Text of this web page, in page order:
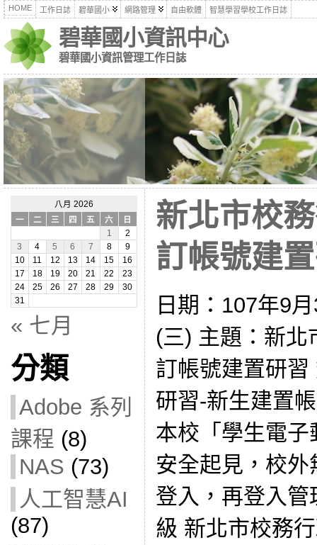
HOME 工作日誌 碧華國小 網路管理 自由軟體 智慧學習學校工作日誌
碧華國小資訊中心
碧華國小資訊管理工作日誌
八月 2026
一
二 三 四 五 六
日
1
2
3
4 5 6 7 8
9
10
11 12 13 14 15
16
17
18 19 20 21 22
23
24
25 26 27 28 29
30
31
« 七月
分類
Adobe 系列
課程 (8)
NAS (73)
人工智慧AI
(87)
新北市校
訂帳號建
日期：107年9
(三) 主題：新北
訂帳號建置研
研習-新生建置
本校「學生電
安全起見，校
登入，再登入
級 新北市校務